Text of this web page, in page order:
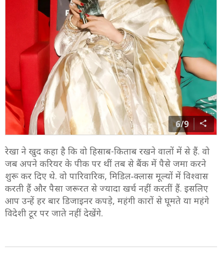
6/9
रेखा ने खुद कहा है कि वो हिसाब-किताब रखने वालों में से हैं. वो
जब अपने करियर के पीक पर थीं तब से बैंक में पैसे जमा करने
शुरू कर दिए थे. वो पारिवारिक, मिडिल‑क्लास मूल्यों में विश्वास
करती हैं और पैसा जरूरत से ज्यादा खर्च नहीं करतीं हैं. इसलिए
आप उन्हें हर बार डिजाइनर कपड़े, महंगी कारों से घूमते या महंगे
विदेशी टूर पर जाते नहीं देखेंगे.